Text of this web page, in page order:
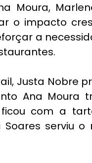
Moura,
o impacto
a
Justa Nobre
Ana Moura
ficou com a
Soares serviu